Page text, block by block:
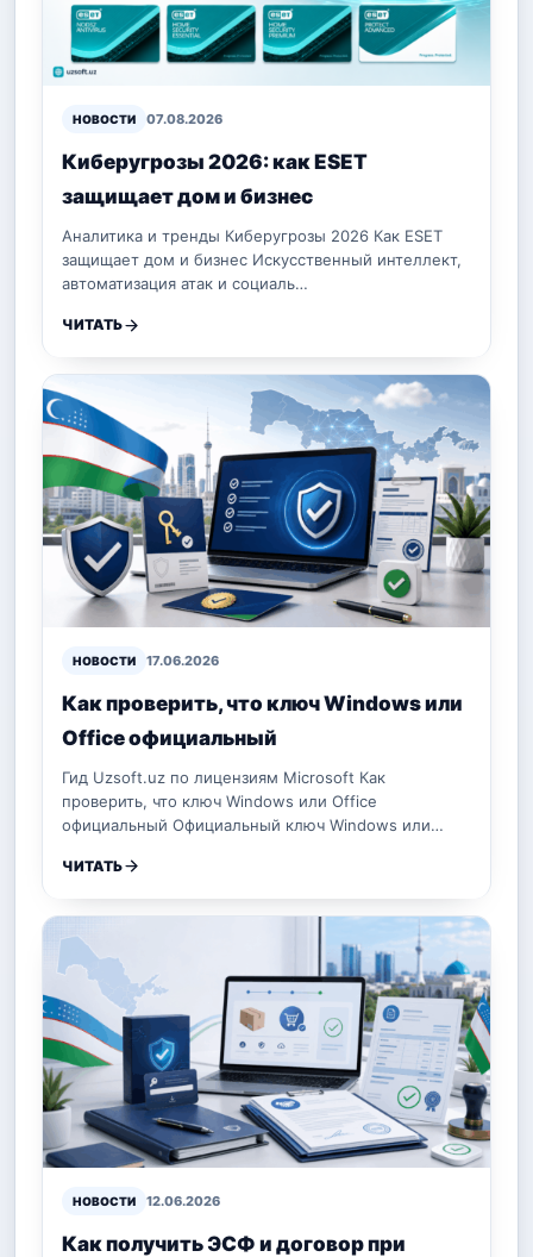
НОВОСТИ 07.08.2026
Киберугрозы 2026: как ESET
защищает дом и бизнес
Аналитика и тренды Киберугрозы 2026 Как ESET
защищает дом и бизнес Искусственный интеллект,
автоматизация атак и социаль…
ЧИТАТЬ
НОВОСТИ 17.06.2026
Как проверить, что ключ Windows или
Office официальный
Гид Uzsoft.uz по лицензиям Microsoft Как
проверить, что ключ Windows или Office
официальный Официальный ключ Windows или…
ЧИТАТЬ
НОВОСТИ 12.06.2026
Как получить ЭСФ и договор при